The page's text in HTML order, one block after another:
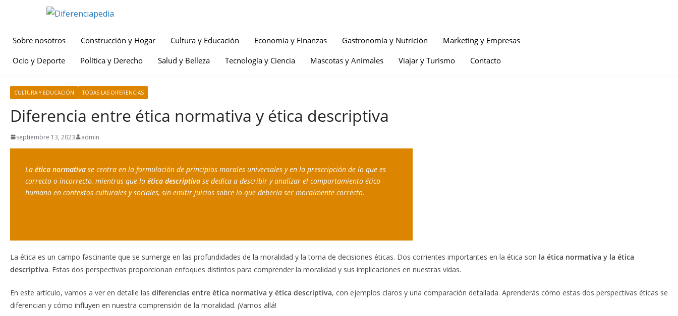
Sobre nosotros Construcción y Hogar Cultura y Educación Economía y Finanzas Gastronomía y Nutrición
Marketing y Empresas
Ocio y Deporte
Política y Derecho Salud y Belleza Tecnología y Ciencia Mascotas y Animales Viajar y Turismo Contacto
CULTURA Y EDUCACIÓN TODAS LAS DIFERENCIAS
Diferencia entre ética normativa y ética descriptiva
septiembre 13, 2023 admin
La ética normativa se centra en la formulación de principios morales universales y en la prescripción de lo que es
correcto o incorrecto, mientras que la ética descriptiva se dedica a describir y analizar el comportamiento ético
humano en contextos culturales y sociales, sin emitir juicios sobre lo que debería ser moralmente correcto.
La ética es un campo fascinante que se sumerge en las profundidades de la moralidad y la toma de decisiones éticas. Dos corrientes importantes en la ética son la ética normativa y la ética
descriptiva. Estas dos perspectivas proporcionan enfoques distintos para comprender la moralidad y sus implicaciones en nuestras vidas.
En este artículo, vamos a ver en detalle las diferencias entre ética normativa y ética descriptiva, con ejemplos claros y una comparación detallada. Aprenderás cómo estas dos perspectivas éticas se
diferencian y cómo influyen en nuestra comprensión de la moralidad. ¡Vamos allá!